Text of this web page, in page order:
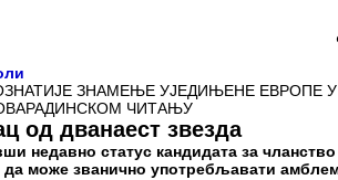
ЗНАМЕЊЕ УЈЕДИЊЕНЕ ЕВРОПЕ
ЧИТАЊУ
од дванаест звезда
недавно статус кандидата за чланство
да може званично употребљавати